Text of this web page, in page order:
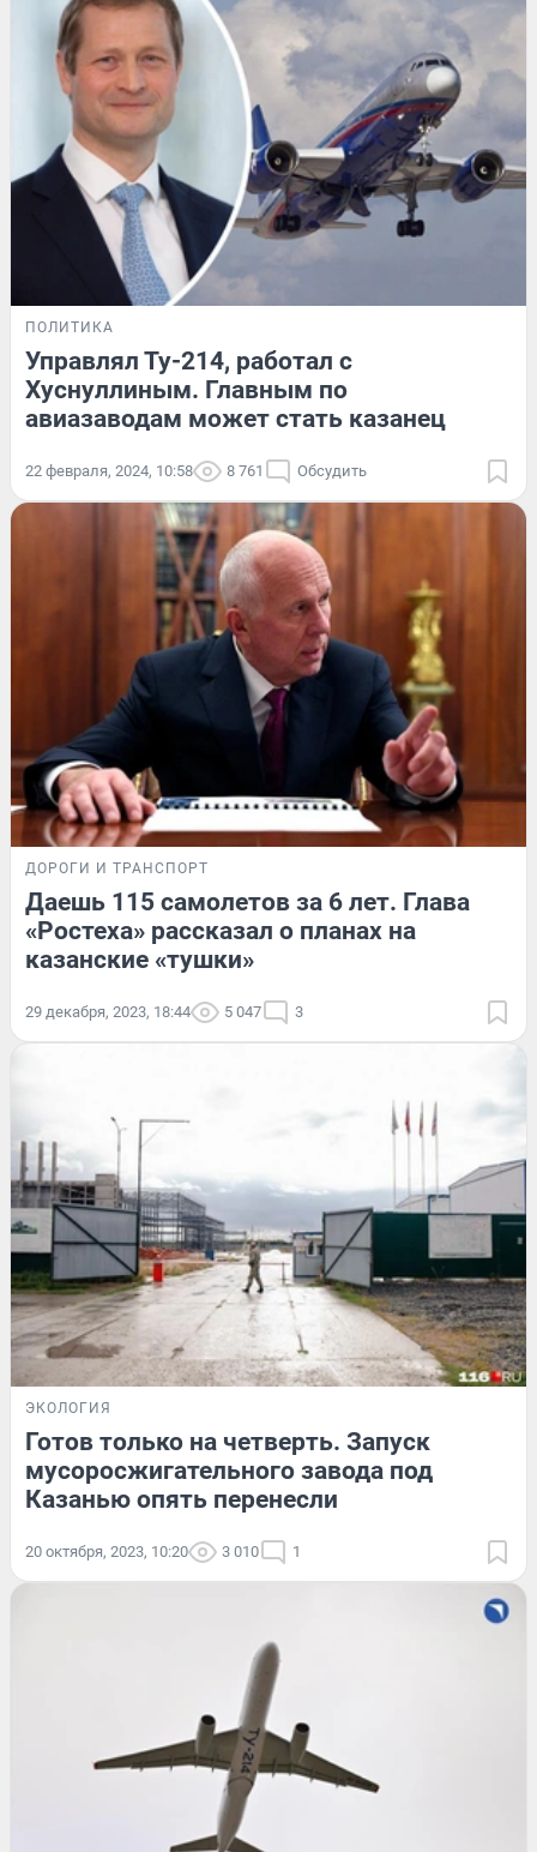
ПОЛИТИКА
Управлял Ту-214, работал с
Хуснуллиным. Главным по
авиазаводам может стать казанец
22 февраля, 2024, 10:58 8 761 Обсудить
ДОРОГИ И ТРАНСПОРТ
Даешь 115 самолетов за 6 лет. Глава
«Ростеха» рассказал о планах на
казанские «тушки»
29 декабря, 2023, 18:44 5 047 3
ЭКОЛОГИЯ
Готов только на четверть. Запуск
мусоросжигательного завода под
Казанью опять перенесли
20 октября, 2023, 10:20 3 010 1